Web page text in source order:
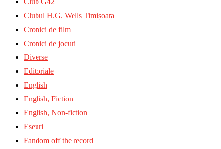
Clubul H.G. Wells Timișoara
Cronici de film
Cronici de jocuri
Diverse
Editoriale
English
English, Fiction
English, Non-fiction
Eseuri
Fandom off the record